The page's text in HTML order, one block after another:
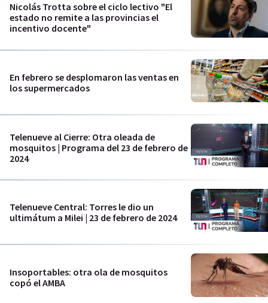
Nicolás Trotta sobre el ciclo lectivo "El
estado no remite a las provincias el
incentivo docente"
En febrero se desplomaron las ventas en
los supermercados
Telenueve al Cierre: Otra oleada de
mosquitos | Programa del 23 de febrero de
2024
Telenueve Central: Torres le dio un
ultimátum a Milei | 23 de febrero de 2024
Insoportables: otra ola de mosquitos
copó el AMBA